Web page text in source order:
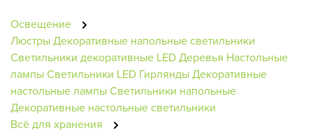
Освещение
ЛюстрыДекоративные напольные светильники
Светильники декоративные LED Деревья Настольные
лампыСветильники LED ГирляндыДекоративные
настольные лампыСветильники напольные
Декоративные настольные светильники
Всё для хранения